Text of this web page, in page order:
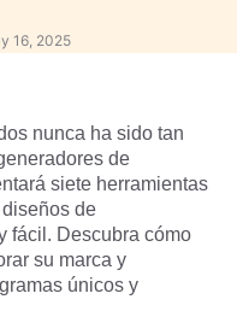
16, 2025
nunca ha sido tan
de
siete herramientas
de
fácil. Descubra cómo
su marca y
únicos y